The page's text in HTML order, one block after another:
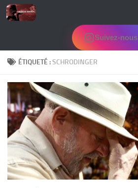
Skip to content
Suivez-nous
ÉTIQUETÉ :SCHRODINGER